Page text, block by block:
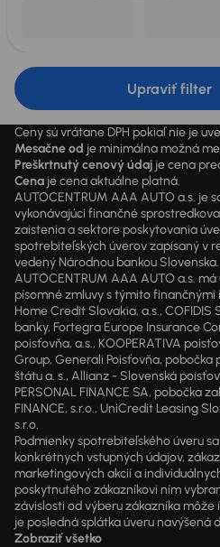
Upraviť filter
Ceny sú vrátane DPH pokiaľ nie je
Mesačne od je minimálna možná
Preškrtnutý cenový údaj je cena
Cena je cena aktuálne platná.
AUTOCENTRUM AAA AUTO a.s. je
vykonávajúci finančné
zaistenia a sektore poskytovania
spotrebiteľských úverov zapísaný v
vedený Národnou bankou Slovenska.
AUTOCENTRUM AAA AUTO a.s.
písomné zmluvy s týmito finančnými
Home Credit Slovakia, a.s.,
banky, Fortegra Europe Insurance
poisťovňa, a.s., KOOPERATIVA
Group, Generali Poisťovňa, pobočka
štátu a. s., Allianz - Slovenská
PERSONAL FINANCE SA, pobočka
FINANCE, s.r.o., UniCredit Leasing
s.r.o.
Podmienky spotrebiteľského úveru
konkrétnych vstupných údajov,
marketingových akcií a
poskytnutého zákazníkovi ním
závislosti od výberu zákazníka
je posledná splátka úveru navýšená
Zobraziť všetko